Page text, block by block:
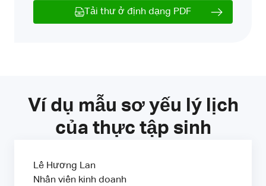
Tải thư ở định dạng PDF
Ví dụ mẫu sơ yếu lý lịch
của thực tập sinh
Lê Hương Lan
Nhân viên kinh doanh